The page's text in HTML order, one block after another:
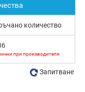
количество
при производителя
Запитване